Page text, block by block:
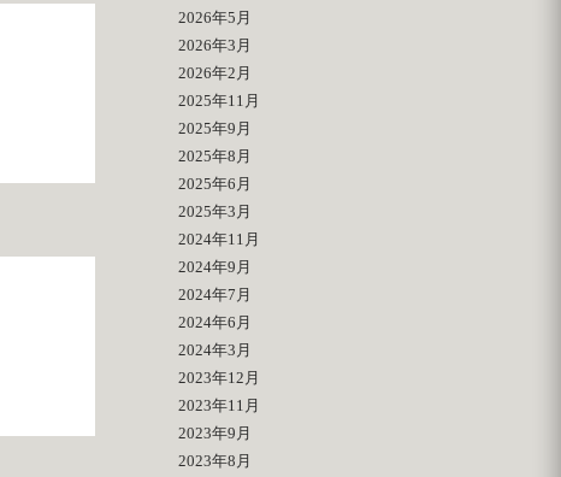
2026年5月
2026年3月
2026年2月
2025年11月
2025年9月
2025年8月
2025年6月
2025年3月
2024年11月
2024年9月
2024年7月
2024年6月
2024年3月
2023年12月
2023年11月
2023年9月
2023年8月